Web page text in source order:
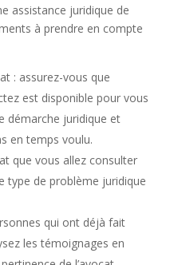
assistance juridique de
à prendre en compte
: assurez-vous que
est disponible pour vous
démarche juridique et
en temps voulu.
que vous allez consulter
type de problème juridique
qui ont déjà fait
les témoignages en